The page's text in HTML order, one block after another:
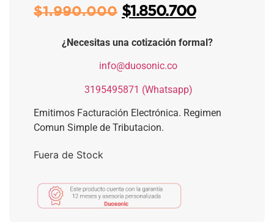
$1.990.000 $1.850.700
¿Necesitas una cotización formal?
info@duosonic.co
3195495871 (Whatsapp)
Emitimos Facturación Electrónica. Regimen
Comun Simple de Tributacion.
Fuera de Stock